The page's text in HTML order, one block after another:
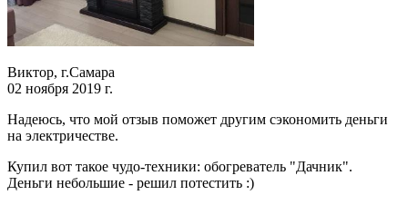
Виктор, г.Самара
02 ноября 2019 г.
Надеюсь, что мой отзыв поможет другим сэкономить деньги
на электричестве.
Купил вот такое чудо-техники: обогреватель "Дачник".
Деньги небольшие - решил потестить :)